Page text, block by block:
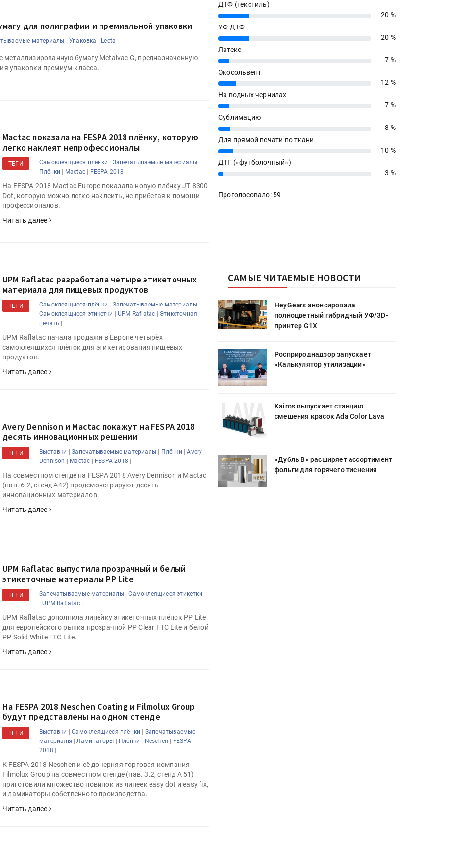
для полиграфии и премиальной упаковки
материалы |Упаковка | Lecta |
металлизированную бумагу Metalvac G, предназначенную
упаковки премиум-класса.
Mactac показала на FESPA 2018 плёнку, которую
легко наклеят непрофессионалы
ТЕГИ Самоклеящиеся плёнки | Запечатываемые материалы |
Плёнки | Mactac | FESPA 2018 |
На FESPA 2018 Mactac Europe показала новую плёнку JT 8300
Dot, которую можно легко наклеить, не прибегая к помощи
профессионалов.
Читать далее
UPM Raflatac разработала четыре этикеточных
материала для пищевых продуктов
ТЕГИ Самоклеящиеся плёнки | Запечатываемые материалы |
Самоклеящиеся этикетки |UPM Raflatac | Этикеточная
печать |
UPM Raflatac начала продажи в Европе четырёх
самоклеящихся плёнок для этикетирования пищевых
продуктов.
Читать далее
Avery Dennison и Mactac покажут на FESPA 2018
десять инновационных решений
ТЕГИ Выставки |Запечатываемые материалы | Плёнки |Avery
Dennison | Mactac | FESPA 2018 |
На совместном стенде на FESPA 2018 Avery Dennison и Mactac
(пав. 6.2, стенд A42) продемонстрируют десять
инновационных материалов.
Читать далее
UPM Raflatac выпустила прозрачный и белый
этикеточные материалы PP Lite
ТЕГИ Запечатываемые материалы|Самоклеящиеся этикетки
|UPM Raflatac|
UPM Raflatac дополнила линейку этикеточных плёнок PP Lite
для европейского рынка прозрачной PP Clear FTC Lite и белой
PP Solid White FTC Lite.
Читать далее
На FESPA 2018 Neschen Coating и Filmolux Group
будут представлены на одном стенде
ТЕГИ Выставки |Самоклеящиеся плёнки | Запечатываемые
материалы| Ламинаторы | Плёнки | Neschen | FESPA
2018 |
К FESPA 2018 Neschen и её дочерняя торговая компания
Filmolux Group на совместном стенде (пав. 3.2, стенд A 51)
приготовили множество новинок из линеек easy dot и easy fix,
и ламинаторы собственного производства.
Читать далее
ДТФ (текстиль)
20%
20 %
УФ ДТФ
20%
20 %
Латекс
7%
7 %
Экосольвент
12%
12 %
На водных чернилах
7%
7 %
Сублимацию
8%
8 %
Для прямой печати по ткани
10%
10 %
ДТГ («футболочный»)
3% 3 %
Проголосовало: 59
САМЫЕ ЧИТАЕМЫЕ НОВОСТИ
УФ/3D-
HeyGears анонсировала
полноцветный гибридный УФ/3D-
«Дубль В» расширяет ассортимент
HeyGears анонсировала
полноцветный гибридный УФ/3D-
принтер G1X
Росприроднадзор запускает
«Калькулятор утилизации»
Kairos выпускает станцию
смешения красок Ada Color Lava
«Дубль В» расширяет ассортимент
фольги для горячего тиснения